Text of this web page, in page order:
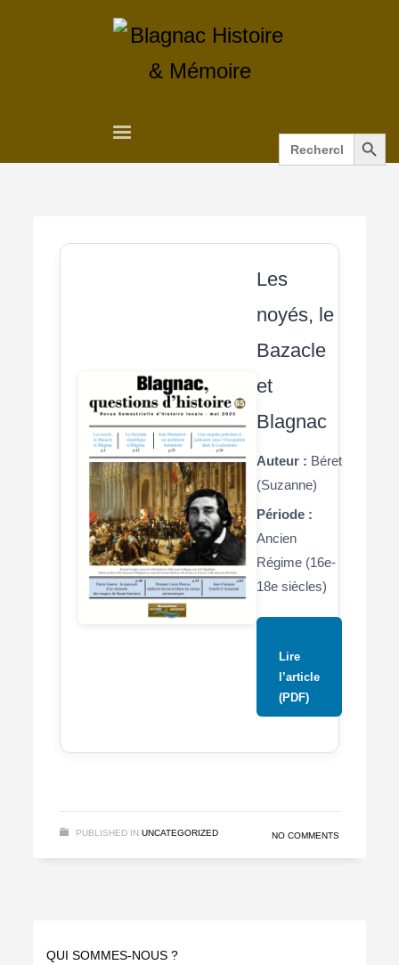
Search
for:
Search Button
Les
noyés, le
Bazacle
et
Blagnac
Auteur : Béret
(Suzanne)
Période :
Ancien
Régime (16e-
18e siècles)
Lire
l’article
(PDF)
PUBLISHED IN UNCATEGORIZED NO COMMENTS
QUI SOMMES-NOUS ?